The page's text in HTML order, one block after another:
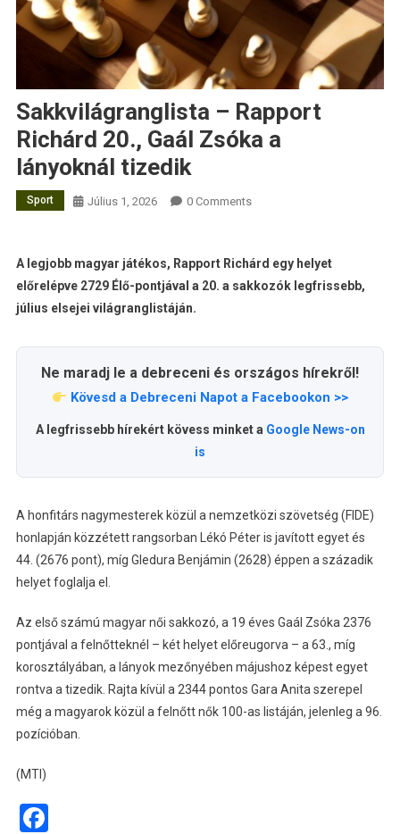
Sakkvilágranglista – Rapport
Richárd 20., Gaál Zsóka a
lányoknál tizedik
Sport Július 1, 2026 0 Comments
A legjobb magyar játékos, Rapport Richárd egy helyet
előrelépve 2729 Élő-pontjával a 20. a sakkozók legfrissebb,
július elsejei világranglistáján.
Ne maradj le a debreceni és országos hírekről!
Kövesd a Debreceni Napot a Facebookon >>
A legfrissebb hírekért kövess minket a Google News-on
is
A honfitárs nagymesterek közül a nemzetközi szövetség (FIDE)
honlapján közzétett rangsorban Lékó Péter is javított egyet és
44. (2676 pont), míg Gledura Benjámin (2628) éppen a századik
helyet foglalja el.
Az első számú magyar női sakkozó, a 19 éves Gaál Zsóka 2376
pontjával a felnőtteknél – két helyet előreugorva – a 63., míg
korosztályában, a lányok mezőnyében májushoz képest egyet
rontva a tizedik. Rajta kívül a 2344 pontos Gara Anita szerepel
még a magyarok közül a felnőtt nők 100-as listáján, jelenleg a 96.
pozícióban.
(MTI)